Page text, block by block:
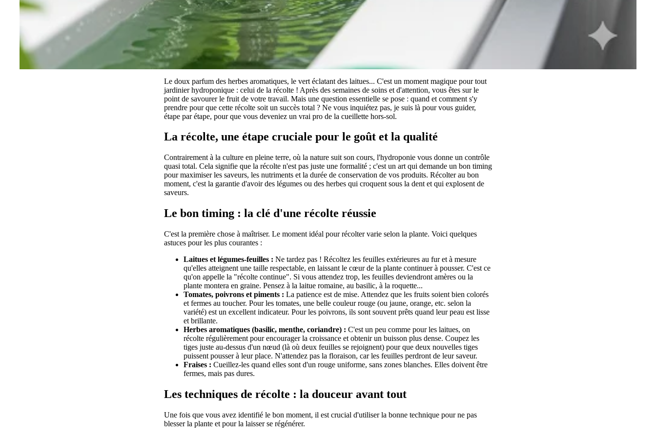
Le doux parfum des herbes aromatiques, le vert éclatant des laitues... C'est un moment magique pour tout
jardinier hydroponique : celui de la récolte ! Après des semaines de soins et d'attention, vous êtes sur le
point de savourer le fruit de votre travail. Mais une question essentielle se pose : quand et comment s'y
prendre pour que cette récolte soit un succès total ? Ne vous inquiétez pas, je suis là pour vous guider,
étape par étape, pour que vous deveniez un vrai pro de la cueillette hors-sol.
La récolte, une étape cruciale pour le goût et la qualité
Contrairement à la culture en pleine terre, où la nature suit son cours, l'hydroponie vous donne un contrôle
quasi total. Cela signifie que la récolte n'est pas juste une formalité ; c'est un art qui demande un bon timing
pour maximiser les saveurs, les nutriments et la durée de conservation de vos produits. Récolter au bon
moment, c'est la garantie d'avoir des légumes ou des herbes qui croquent sous la dent et qui explosent de
saveurs.
Le bon timing : la clé d'une récolte réussie
C'est la première chose à maîtriser. Le moment idéal pour récolter varie selon la plante. Voici quelques
astuces pour les plus courantes :
Laitues et légumes-feuilles : Ne tardez pas ! Récoltez les feuilles extérieures au fur et à mesure
qu'elles atteignent une taille respectable, en laissant le cœur de la plante continuer à pousser. C'est ce
qu'on appelle la "récolte continue". Si vous attendez trop, les feuilles deviendront amères ou la
plante montera en graine. Pensez à la laitue romaine, au basilic, à la roquette...
Tomates, poivrons et piments : La patience est de mise. Attendez que les fruits soient bien colorés
et fermes au toucher. Pour les tomates, une belle couleur rouge (ou jaune, orange, etc. selon la
variété) est un excellent indicateur. Pour les poivrons, ils sont souvent prêts quand leur peau est lisse
et brillante.
Herbes aromatiques (basilic, menthe, coriandre) : C'est un peu comme pour les laitues, on
récolte régulièrement pour encourager la croissance et obtenir un buisson plus dense. Coupez les
tiges juste au-dessus d'un nœud (là où deux feuilles se rejoignent) pour que deux nouvelles tiges
puissent pousser à leur place. N'attendez pas la floraison, car les feuilles perdront de leur saveur.
Fraises : Cueillez-les quand elles sont d'un rouge uniforme, sans zones blanches. Elles doivent être
fermes, mais pas dures.
Les techniques de récolte : la douceur avant tout
Une fois que vous avez identifié le bon moment, il est crucial d'utiliser la bonne technique pour ne pas
blesser la plante et pour la laisser se régénérer.